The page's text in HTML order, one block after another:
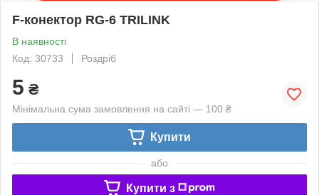
F-конектор RG-6 TRILINK
В наявності
Код: 30733
Роздріб
5 ₴
Мінімальна сума замовлення на сайті — 100 ₴
Купити
або
Купити з